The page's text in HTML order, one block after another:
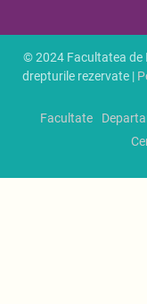
© 2024 Facultatea de
drepturile rezervate |
Facultate